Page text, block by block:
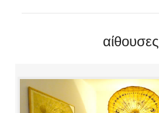
αίθουσες